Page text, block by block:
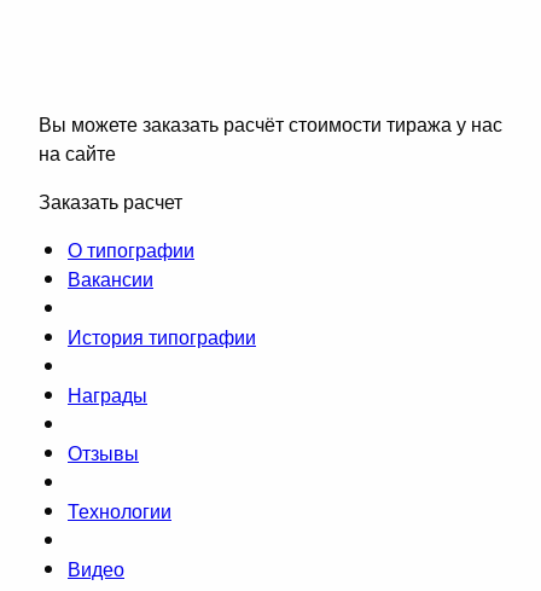
Вы можете заказать расчёт стоимости тиража у нас
на сайте
Заказать расчет
О типографии
Вакансии
История типографии
Награды
Отзывы
Технологии
Видео